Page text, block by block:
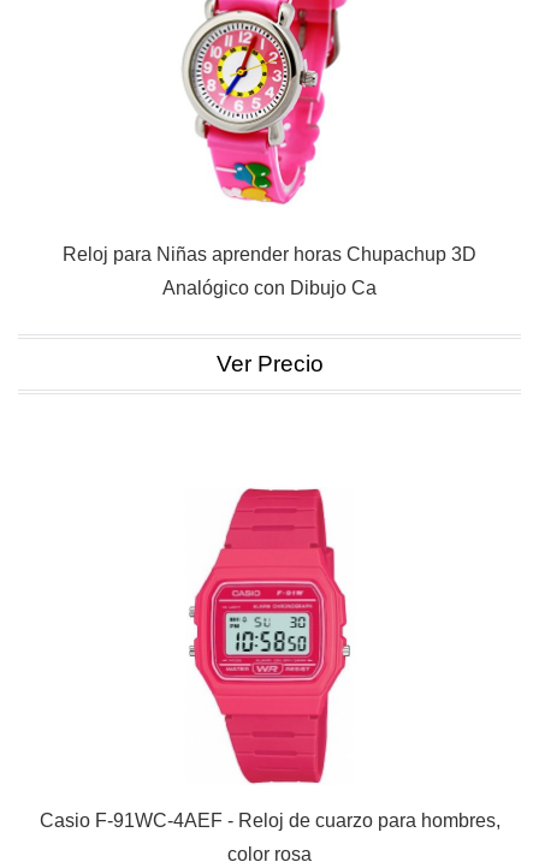
Reloj para Niñas aprender horas Chupachup 3D
Analógico con Dibujo Ca
Ver Precio
Casio F-91WC-4AEF - Reloj de cuarzo para hombres,
color rosa